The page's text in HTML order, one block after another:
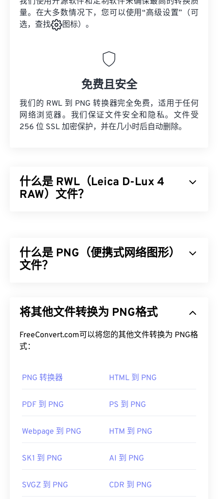
量。在大多数情况下，您可以使用“高级设置”（可
选，查找
图标）。
免费且安全
我们的 RWL 到 PNG 转换器完全免费，适用于任何
网络浏览器。我们保证文件安全和隐私。文件受
256 位 SSL 加密保护，并在几小时后自动删除。
什么是 RWL（Leica D-Lux 4
RAW）文件？
所有信息是使用此 RAW 文件类型的主要优势和好
处。
最好在 Microsoft Windows (Windows) 和 macOS 系
统上使用 Adob​​e 产品（例如
Photoshop Lightroom
）打开 RWL 文件。其他兼容 Windows 并可打开
RWL 的程序包括
RWL 的另一个查看器是
XnView MP。Adobe
Photoshop Camera Raw
、 Adobe DNG Converter
首次发行：2008 年
什么是 PNG（便携式网络图形）
文件？
RGB或RGBA颜色，并支持透明度，非常适合用于图
如，尝试我们的GIF 转 APNG）。使用 PNG 的优势
包括：此外，PNG 是一种采用
如何打开 PNG 文件？
通常，PNG 文件会在操作系统的默认图像查看器中
如果您在打开 PNG 文件时遇到问题，请使用我们的
PNG 转 JPG
GIMP或Adob​​e Photoshop 等其他程序也可用于打开
将其他文件转换为 PNG格式
FreeConvert.com可以将您的其他文件转换为 PNG格
式：
PNG 转换器 HTML 到 PNG
PDF 到 PNG PS 到 PNG
Webpage 到 PNG HTM 到 PNG
SK1 到 PNG AI 到 PNG
SVGZ 到 PNG CDR 到 PNG